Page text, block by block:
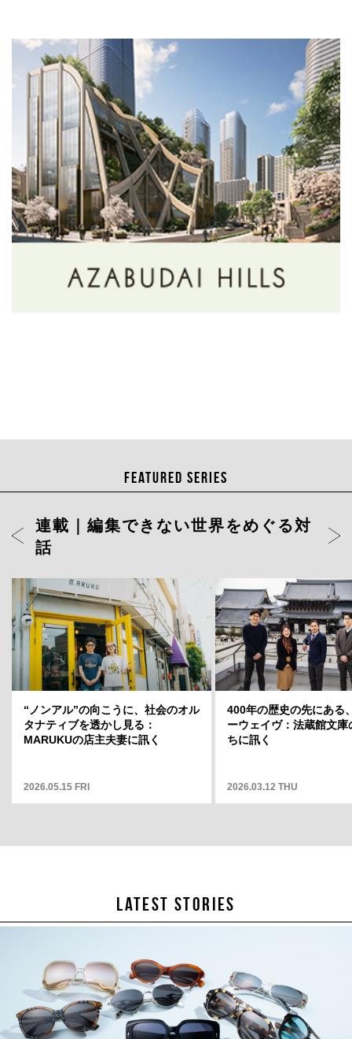
FEATURED SERIES
」店長・
ういう場
こから何
岡山天音に聞く、変容のスリルと変
わらない自分——連載「そこから何
が見えますか」12
2025.05.01 THU
連載｜編集できない世界をめぐる対
話
“ノンアル”の向こうに、社会のオル
タナティブを透かし見る：
MARUKUの店主夫妻に訊く
2026.05.15 FRI
400年の歴史の先にある
ーウェイヴ：法蔵館文庫
ちに訊く
2026.03.12 THU
LATEST STORIES